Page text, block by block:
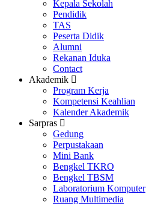
Kepala Sekolah
Pendidik
TAS
Peserta Didik
Alumni
Rekanan Iduka
Contact
Akademik
Program Kerja
Kompetensi Keahlian
Kalender Akademik
Sarpras
Gedung
Perpustakaan
Mini Bank
Bengkel TKRO
Bengkel TBSM
Laboratorium Komputer
Ruang Multimedia